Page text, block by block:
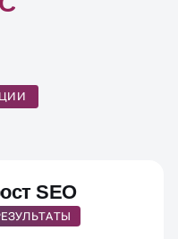
SEO